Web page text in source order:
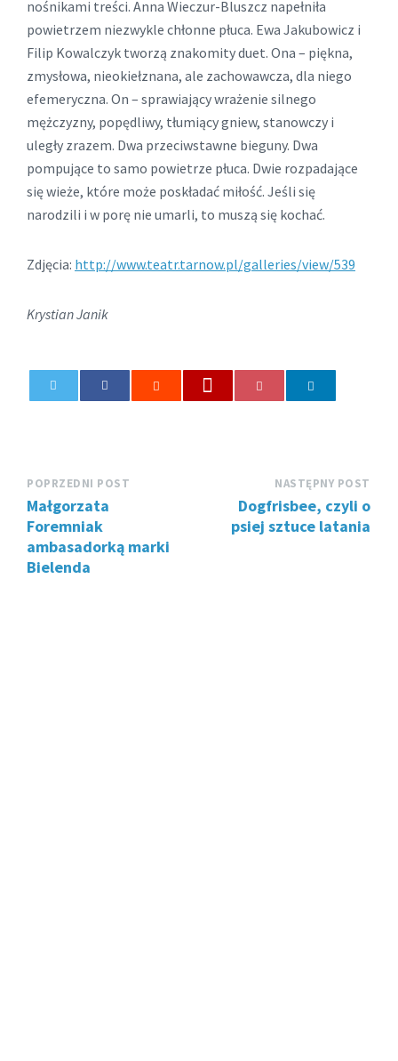
nośnikami treści. Anna Wieczur-Bluszcz napełniła
powietrzem niezwykle chłonne płuca. Ewa Jakubowicz i
Filip Kowalczyk tworzą znakomity duet. Ona – piękna,
zmysłowa, nieokiełznana, ale zachowawcza, dla niego
efemeryczna. On – sprawiający wrażenie silnego
mężczyzny, popędliwy, tłumiący gniew, stanowczy i
uległy zrazem. Dwa przeciwstawne bieguny. Dwa
pompujące to samo powietrze płuca. Dwie rozpadające
się wieże, które może poskładać miłość. Jeśli się
narodzili i w porę nie umarli, to muszą się kochać.
Zdjęcia: http://www.teatr.tarnow.pl/galleries/view/539
Krystian Janik
POPRZEDNI POST
Małgorzata
Foremniak
ambasadorką marki
Bielenda
NASTĘPNY POST
Dogfrisbee, czyli o
psiej sztuce latania